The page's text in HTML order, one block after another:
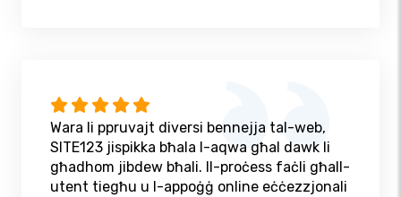
Wara li ppruvajt diversi bennejja tal-web,
SITE123 jispikka bħala l-aqwa għal dawk li
għadhom jibdew bħali. Il-proċess faċli għall-
utent tiegħu u l-appoġġ online eċċezzjonali